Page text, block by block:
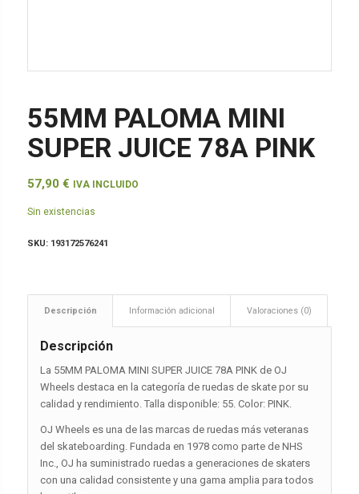
55MM PALOMA MINI
SUPER JUICE 78A PINK
57,90 € IVA INCLUIDO
Sin existencias
SKU: 193172576241
Descripción Información adicional Valoraciones (0)
Descripción
La 55MM PALOMA MINI SUPER JUICE 78A PINK de OJ
Wheels destaca en la categoría de ruedas de skate por su
calidad y rendimiento. Talla disponible: 55. Color: PINK.
OJ Wheels es una de las marcas de ruedas más veteranas
del skateboarding. Fundada en 1978 como parte de NHS
Inc., OJ ha suministrado ruedas a generaciones de skaters
con una calidad consistente y una gama amplia para todos